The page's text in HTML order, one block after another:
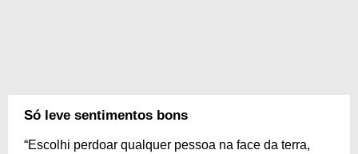
Só leve sentimentos bons
“Escolhi perdoar qualquer pessoa na face da terra,